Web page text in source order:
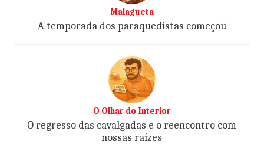
Malagueta
A temporada dos paraquedistas começou
O Olhar do Interior
O regresso das cavalgadas e o reencontro com
nossas raízes